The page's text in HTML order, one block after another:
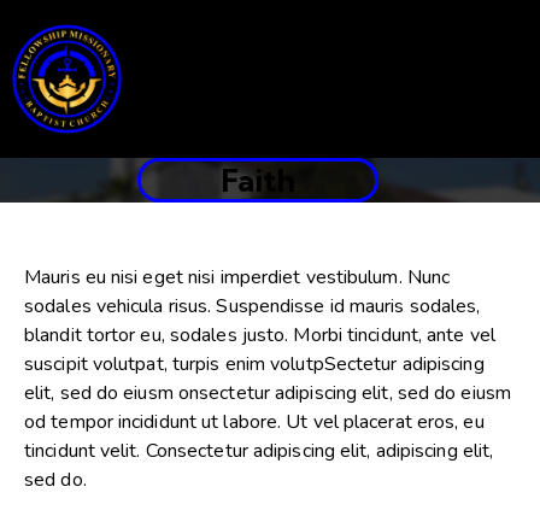
Faith
Mauris eu nisi eget nisi imperdiet vestibulum. Nunc
sodales vehicula risus. Suspendisse id mauris sodales,
blandit tortor eu, sodales justo. Morbi tincidunt, ante vel
suscipit volutpat, turpis enim volutpSectetur adipiscing
elit, sed do eiusm onsectetur adipiscing elit, sed do eiusm
od tempor incididunt ut labore. Ut vel placerat eros, eu
tincidunt velit. Consectetur adipiscing elit, adipiscing elit,
sed do.